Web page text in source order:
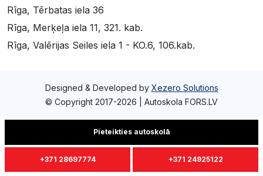
Rīga, Tērbatas iela 36
Rīga, Merķeļa iela 11, 321. kab.
Rīga, Valērijas Seiles iela 1 - KO.6, 106.kab.
Designed & Developed by Xezero Solutions
© Copyright 2017-2026 | Autoskola FORS.LV
Pieteikties autoskolā
+371 28697774 +371 24925122